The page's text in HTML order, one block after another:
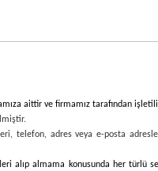
aittir ve firmamız tarafından
telefon, adres veya e-posta
alıp almama konusunda her türlü